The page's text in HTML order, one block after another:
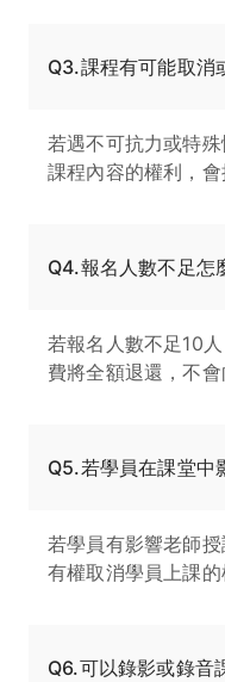
Q3.課程有可能取消
若遇不可抗力或特
課程內容的權利，會
Q4.報名人數不足怎
若報名人數不足10
費將全額退還，不會
Q5.若學員在課堂中
若學員有影響老師
有權取消學員上課的
Q6.可以錄影或錄音